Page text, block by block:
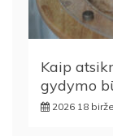
Kaip
gydymo
2026 18